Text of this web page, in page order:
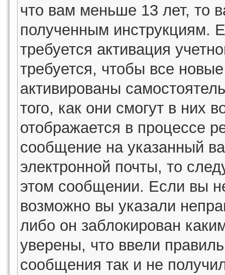
что вам меньше 13 лет, то
полученным инструкциям.
требуется активация
требуется, чтобы все
активированы
того, как они смогут в них
отображается в процессе
сообщение на указанный
электронной почты, то
этом сообщении. Если вы
возможно вы указали
либо он заблокирован
уверены, что ввели
сообщения так и не